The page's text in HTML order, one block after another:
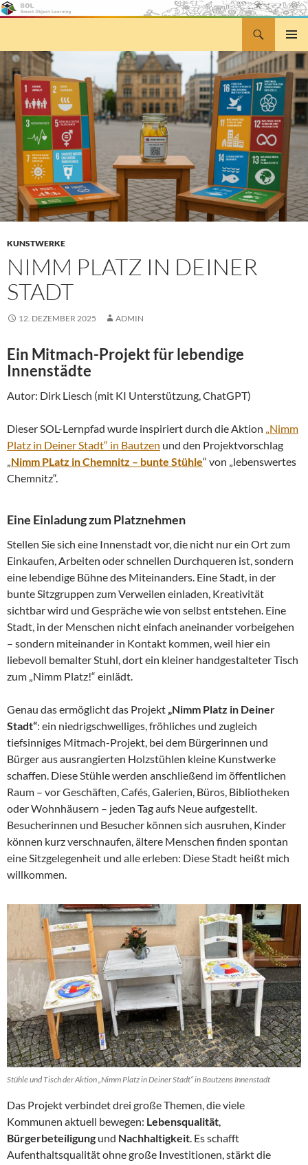
Zum
MENÜ
KUNSTWERKE
NIMM PLATZ IN DEINER
STADT
12. DEZEMBER 2025 ADMIN
Ein Mitmach-Projekt für lebendige
Innenstädte
Autor: Dirk Liesch (mit KI Unterstützung, ChatGPT)
Dieser SOL-Lernpfad wurde inspiriert durch die Aktion „Nimm
Platz in Deiner Stadt“ in Bautzen und den Projektvorschlag
„Nimm PLatz in Chemnitz – bunte Stühle“ von „lebenswertes
Chemnitz“.
Eine Einladung zum Platznehmen
Stellen Sie sich eine Innenstadt vor, die nicht nur ein Ort zum
Einkaufen, Arbeiten oder schnellen Durchqueren ist, sondern
eine lebendige Bühne des Miteinanders. Eine Stadt, in der
bunte Sitzgruppen zum Verweilen einladen, Kreativität
sichtbar wird und Gespräche wie von selbst entstehen. Eine
Stadt, in der Menschen nicht einfach aneinander vorbeigehen
– sondern miteinander in Kontakt kommen, weil hier ein
liebevoll bemalter Stuhl, dort ein kleiner handgestalteter Tisch
zum „Nimm Platz!“ einlädt.
Genau das ermöglicht das Projekt „Nimm Platz in Deiner
Stadt“: ein niedrigschwelliges, fröhliches und zugleich
tiefsinniges Mitmach-Projekt, bei dem Bürgerinnen und
Bürger aus ausrangierten Holzstühlen kleine Kunstwerke
schaffen. Diese Stühle werden anschließend im öffentlichen
Raum – vor Geschäften, Cafés, Galerien, Büros, Bibliotheken
oder Wohnhäusern – jeden Tag aufs Neue aufgestellt.
Besucherinnen und Besucher können sich ausruhen, Kinder
können kurz verschnaufen, ältere Menschen finden spontan
eine Sitzgelegenheit und alle erleben: Diese Stadt heißt mich
willkommen.
Stühle und Tisch der Aktion „Nimm Platz in Deiner Stadt“ in Bautzens Innenstadt
Das Projekt verbindet drei große Themen, die viele
Kommunen aktuell bewegen: Lebensqualität,
Bürgerbeteiligung und Nachhaltigkeit. Es schafft
Aufenthaltsqualität ohne große Investitionen, stärkt die